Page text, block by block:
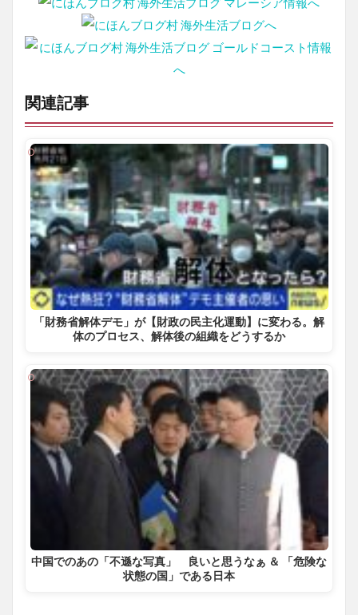
関連記事
「財務省解体デモ」が【財政の民主化運動】に変わる。解
体のプロセス、解体後の組織をどうするか
中国でのあの「不遜な写真」 良いと思うなぁ ＆ 「危険な
状態の国」である日本